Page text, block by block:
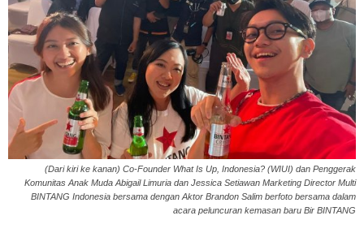
(Dari kiri ke kanan) Co-Founder What Is Up, Indonesia? (WIUI) dan Penggerak
Komunitas Anak Muda Abigail Limuria dan Jessica Setiawan Marketing Director Multi
BINTANG Indonesia bersama dengan Aktor Brandon Salim berfoto bersama dalam
acara peluncuran kemasan baru Bir BINTANG